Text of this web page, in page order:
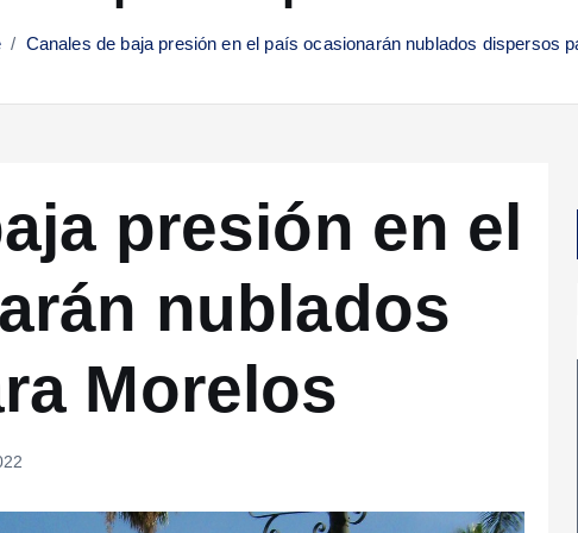
Canales de baja presión en el país ocasionarán nublados dispersos
presión en el
nublados
Morelos